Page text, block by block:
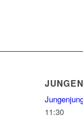
11:30